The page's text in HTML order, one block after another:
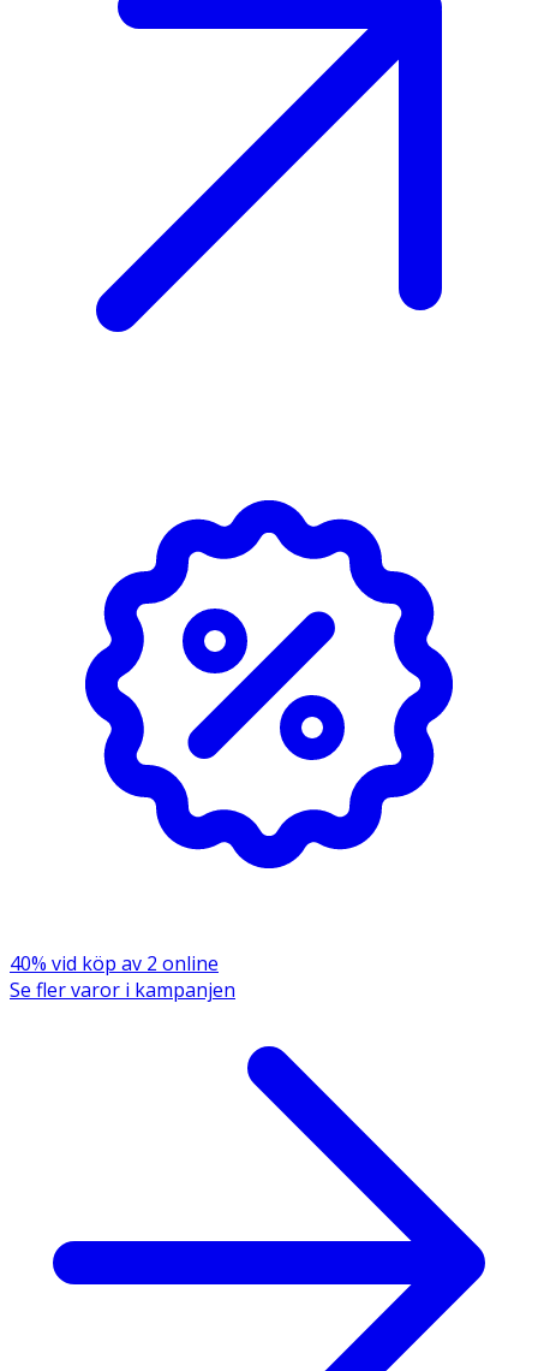
40% vid köp av 2 online
Se fler varor i kampanjen